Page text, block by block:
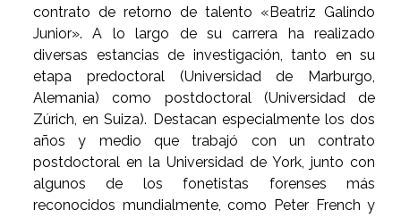
contrato de retorno de talento «Beatriz Galindo
Junior». A lo largo de su carrera ha realizado
diversas estancias de investigación, tanto en su
etapa predoctoral (Universidad de Marburgo,
Alemania) como postdoctoral (Universidad de
Zúrich, en Suiza). Destacan especialmente los dos
años y medio que trabajó con un contrato
postdoctoral en la Universidad de York, junto con
algunos de los fonetistas forenses más
reconocidos mundialmente, como Peter French y